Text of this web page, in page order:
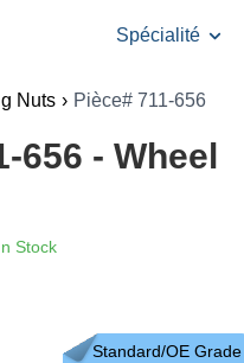
Spécialité
Nuts › Pièce# 711-656
656 - Wheel
Stock
Standard/OE Grade